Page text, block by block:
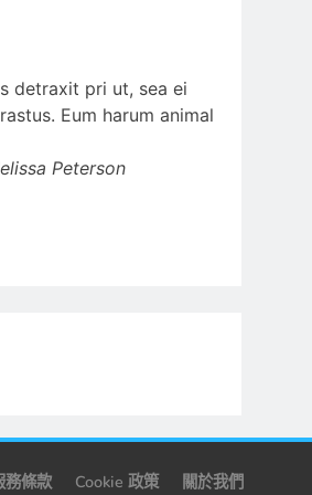
detraxit pri ut, sea ei
Eum harum animal
Peterson
務條款 Cookie 政策 關於我們